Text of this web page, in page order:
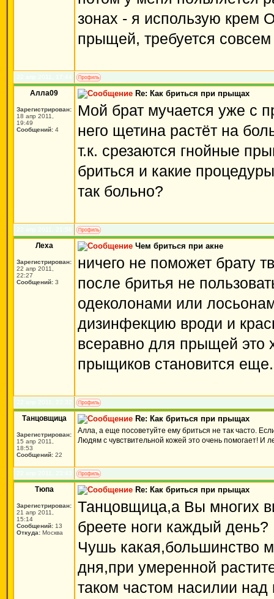
зонах - я использую крем
прыщей, требуется
Алла09
Зарегистрирован:
18 апр 2011,
19:49
Сообщений: 4
Re: Как бриться при прыщах
Мой брат мучается уже с
него щетина растёт на
т.к. срезаются гнойные
бриться и какие
так больно?
Леха
Зарегистрирован:
22 апр 2011,
22:27
Сообщений: 3
Чем бриться при акне
ничего не поможет брату
после бритья не
одеколонами или
дизинфекцию вроди и
всеравно для прыщей это
прыщиков становится еще.
Танцовщица
Зарегистрирован:
15 апр 2011,
18:53
Сообщений: 22
Re: Как бриться при прыщах
Алла, а еще посоветуйте ему бриться не так часто.
Людям с чувствительной кожей это очень помогает! И
Тюпа
Зарегистрирован:
21 апр 2011,
15:14
Сообщений: 13
Откуда: Москва
Re: Как бриться при прыщах
Танцовщица,а Вы многих
бреете ноги каждый день?
Чушь какая,большинство
дня,при умеренной
таком частом насилии над